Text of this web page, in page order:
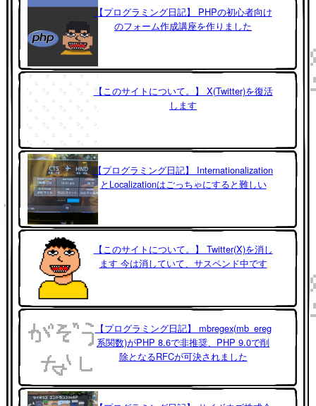
【プログラミング日記】 PHPの初心者向け
のフォーム作成講座を作りました
【このサイトについて。】 X(Twitter)を復活
します
【プログラミング日記】 Internationalization
とLocalizationはごっちゃにすると難しい
【このサイトについて。】 Twitter(X)を消し
ます 今は消していて、サスペンド中です
【プログラミング日記】 mbregex(mb_ereg
系関数)がPHP 8.6で非推奨、PHP 9.0で削
除となるRFCが可決されました